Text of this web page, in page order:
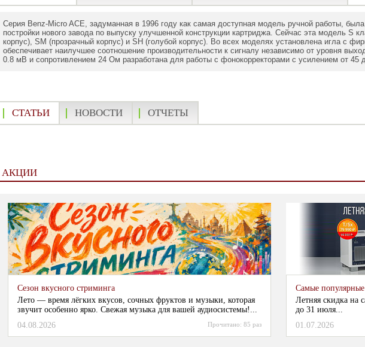
Серия Benz-Micro ACE, задуманная в 1996 году как самая доступная модель ручной работы,
постройки нового завода по выпуску улучшенной конструкции картриджа. Сейчас эта модель S
корпус), SM (прозрачный корпус) и SH (голубой корпус). Во всех моделях установлена игла с
обеспечивает наилучшее соотношение производительности к сигналу независимо от уровня
0.8 мВ и сопротивлением 24 Ом разработана для работы с фонокорректорами с усилением от 45
СТАТЬИ НОВОСТИ ОТЧЕТЫ
АКЦИИ
Сезон вкусного стриминга
Лето — время лёгких вкусов, сочных фруктов и музыки, которая
звучит особенно ярко. Свежая музыка для вашей аудиосистемы!...
04.08.2026
Прочитано: 85 раз
Самые
Летняя скидка на
до 31 июля...
01.07.2026